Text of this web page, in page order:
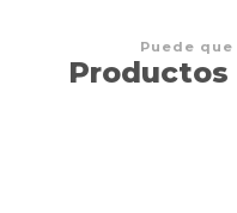
Puede
Productos